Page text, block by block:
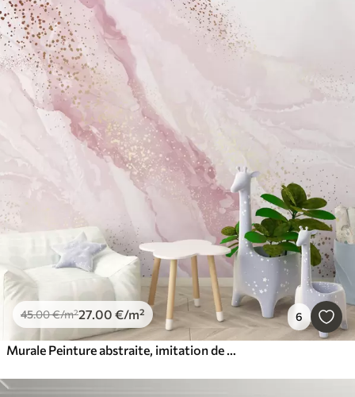
45.00€/m²27.00 €/m² 6
Murale Peinture abstraite, imitation de la surface en marbre de la pierre